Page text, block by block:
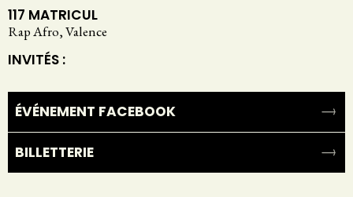
117 MATRICUL
Rap Afro, Valence
INVITÉS :
ÉVÉNEMENT FACEBOOK
BILLETTERIE